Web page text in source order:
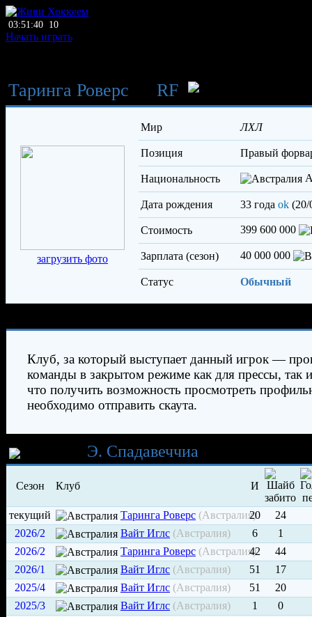
03:51:40 10
Начать играть
Таринга Роверс RF
загрузить фото
Мир ЛХЛ
Позиция правый
Национальность
Дата рождения 33 года ok (20/
Стоимость 399 600 000
Зарплата (сезон) 40 000 000
Статус Обычный
Клуб, за который выступает данный игрок —
команды в закрытом режиме как для прессы, так
что получить возможность просмотреть
необходимо отправить скаута.
Э. Спадавеччиа
Сезон Клуб И
текущий Таринга Роверс (Австралия)20
24
2026/2
Вайт Иглс (Австралия) 6
1
2026/2
Таринга Роверс (Австралия)
42
44
2026/1
Вайт Иглс (Австралия) 51
17
2025/4
Вайт Иглс (Австралия) 51
20
2025/3
Вайт Иглс (Австралия) 1
0